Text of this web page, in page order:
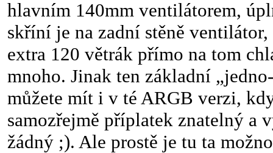
hlavním 140mm ventilátorem,
skříní je na zadní stěně ventilátor,
extra 120 větrák přímo na tom
mnoho. Jinak ten základní
můžete mít i v té ARGB verzi,
samozřejmě příplatek znatelný a
žádný ;). Ale prostě je tu ta